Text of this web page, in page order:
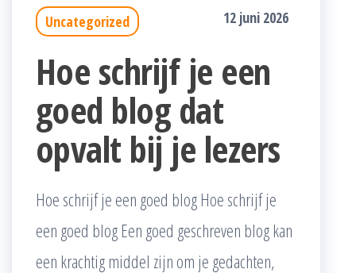
Uncategorized 12 juni 2026
Hoe schrijf je een
goed blog dat
opvalt bij je lezers
Hoe schrijf je een goed blog Hoe schrijf je
een goed blog Een goed geschreven blog kan
een krachtig middel zijn om je gedachten,